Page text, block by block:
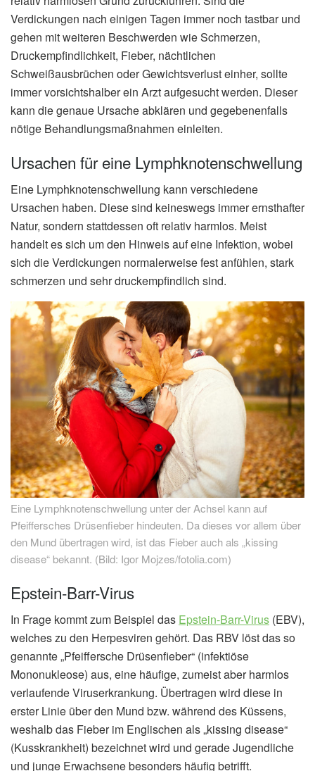
Verdickungen nach einigen Tagen immer noch tastbar und
gehen mit weiteren Beschwerden wie Schmerzen,
Druckempfindlichkeit, Fieber, nächtlichen
Schweißausbrüchen oder Gewichtsverlust einher, sollte
immer vorsichtshalber ein Arzt aufgesucht werden. Dieser
kann die genaue Ursache abklären und gegebenenfalls
nötige Behandlungsmaßnahmen einleiten.
Ursachen für eine Lymphknotenschwellung
Eine Lymphknotenschwellung kann verschiedene
Ursachen haben. Diese sind keineswegs immer ernsthafter
Natur, sondern stattdessen oft relativ harmlos. Meist
handelt es sich um den Hinweis auf eine Infektion, wobei
sich die Verdickungen normalerweise fest anfühlen, stark
schmerzen und sehr druckempfindlich sind.
Eine Lymphknotenschwellung unter der Achsel kann auf
Pfeiffersches Drüsenfieber hindeuten. Da dieses vor allem über
den Mund übertragen wird, ist das Fieber auch als „kissing
disease“ bekannt. (Bild: Igor Mojzes/fotolia.com)
Epstein-Barr-Virus
In Frage kommt zum Beispiel das Epstein-Barr-Virus (EBV),
welches zu den Herpesviren gehört. Das RBV löst das so
genannte „Pfeiffersche Drüsenfieber“ (infektiöse
Mononukleose) aus, eine häufige, zumeist aber harmlos
verlaufende Viruserkrankung. Übertragen wird diese in
erster Linie über den Mund bzw. während des Küssens,
weshalb das Fieber im Englischen als „kissing disease“
(Kusskrankheit) bezeichnet wird und gerade Jugendliche
und junge Erwachsene besonders häufig betrifft.